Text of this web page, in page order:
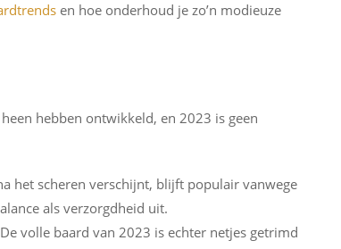
en hoe onderhoud je zo’n modieuze
hebben ontwikkeld, en 2023 is geen
het scheren verschijnt, blijft populair vanwege
als verzorgdheid uit.
volle baard van 2023 is echter netjes getrimd